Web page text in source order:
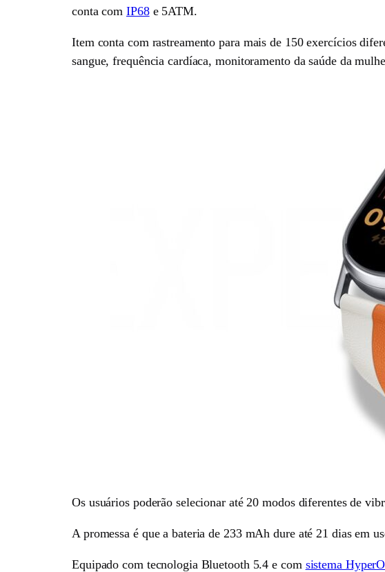
conta comIP68e 5ATM.
Item conta com rastreamento para mais de 150 exercícios
sangue, frequência cardíaca, monitoramento da saúde da
Os usuários poderão selecionar até 20 modos diferentes de
A promessa é que a bateria de 233 mAh dure até 21 dias em
Equipado com tecnologia Bluetooth 5.4 e com sistema